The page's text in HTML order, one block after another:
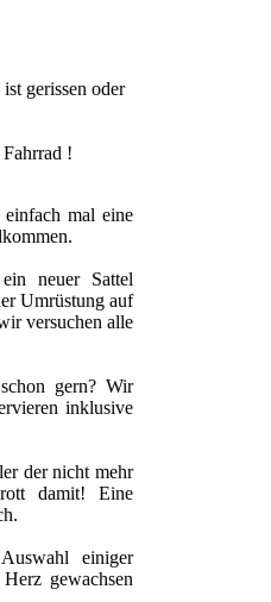
gerissen oder
!
mal eine
neuer Sattel
Umrüstung auf
versuchen alle
gern? Wir
inklusive
der nicht mehr
damit! Eine
einiger
gewachsen